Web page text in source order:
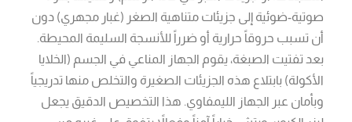
صوتية-ضوئية إلى جزيئات متناهية الصغر (غبار مجهري) دون
أن تسبب حروقاً حرارية أو ضرراً للأنسجة السليمة المحيطة.
بعد تفتيت الصبغة، يقوم الجهاز المناعي في الجسم (الخلايا
الأكولة) بابتلاع هذه الجزيئات الصغيرة والتخلص منها تدريجياً
وبأمان عبر الجهاز الليمفاوي. هذا التخصيص الدقيق يجعل